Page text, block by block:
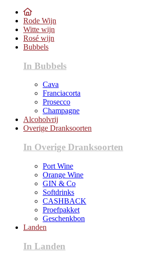
Rode Wijn
Witte wijn
Rosé wijn
Bubbels
In Bubbels
Cava
Franciacorta
Prosecco
Champagne
Alcoholvrij
Overige Dranksoorten
In Overige Dranksoorten
Port Wine
Orange Wine
GIN & Co
Softdrinks
CASHBACK
Proefpakket
Geschenkbon
Landen
In Landen